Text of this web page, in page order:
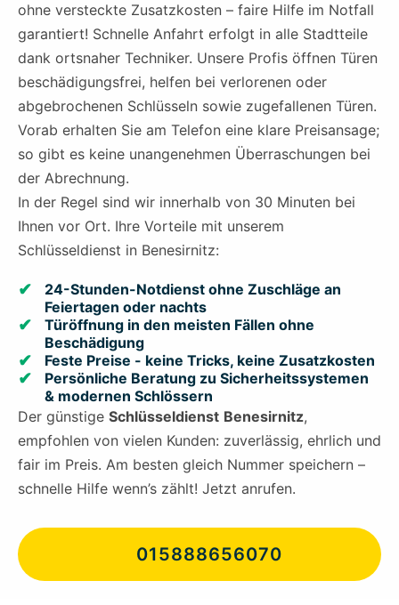
ohne versteckte Zusatzkosten – faire Hilfe im Notfall
garantiert! Schnelle Anfahrt erfolgt in alle Stadtteile
dank ortsnaher Techniker. Unsere Profis öffnen Türen
beschädigungsfrei, helfen bei verlorenen oder
abgebrochenen Schlüsseln sowie zugefallenen Türen.
Vorab erhalten Sie am Telefon eine klare Preisansage;
so gibt es keine unangenehmen Überraschungen bei
der Abrechnung.
In der Regel sind wir innerhalb von 30 Minuten bei
Ihnen vor Ort. Ihre Vorteile mit unserem
Schlüsseldienst in Benesirnitz:
24-Stunden-Notdienst ohne Zuschläge an
Feiertagen oder nachts
Türöffnung in den meisten Fällen ohne
Beschädigung
Feste Preise - keine Tricks, keine Zusatzkosten
Persönliche Beratung zu Sicherheitssystemen
& modernen Schlössern
Der günstige Schlüsseldienst Benesirnitz,
empfohlen von vielen Kunden: zuverlässig, ehrlich und
fair im Preis. Am besten gleich Nummer speichern –
schnelle Hilfe wenn’s zählt! Jetzt anrufen.
015888656070